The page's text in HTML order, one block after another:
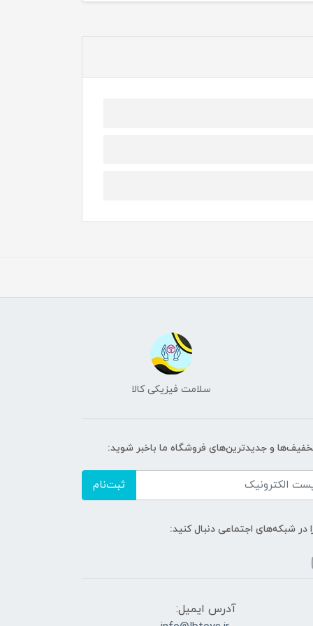
سلامت فیزیکی کالا
و جدیدترین‌های فروشگاه ما باخبر شوید:
ثبت‌نام
در شبکه‌های اجتماعی دنبال کنید:
آدرس ایمیل: